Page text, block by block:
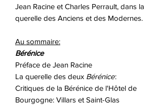
Jean Racine et Charles Perrault, dans la
querelle des Anciens et des Modernes.
Au sommaire:
Bérénice
Préface de Jean Racine
La querelle des deux Bérénice:
Critiques de la Bérénice de l'Hôtel de
Bourgogne: Villars et Saint-Glas